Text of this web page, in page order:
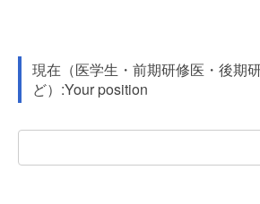
現在（医学生・前期研修医・後期
ど）:Your position